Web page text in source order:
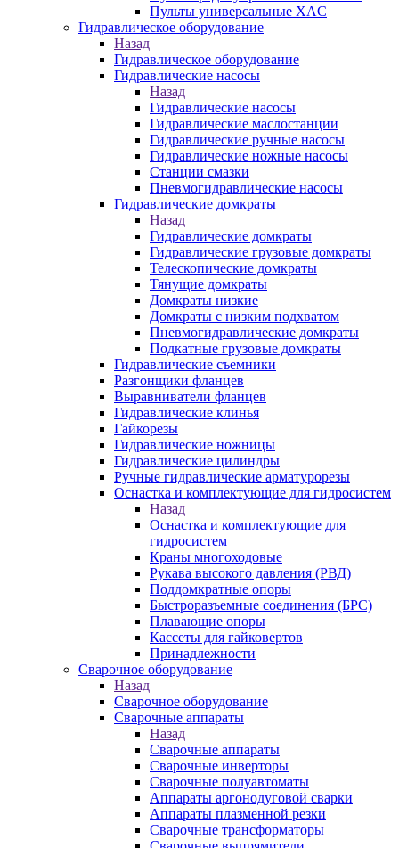
Пульты универсальные XAC
Гидравлическое оборудование
Назад
Гидравлическое оборудование
Гидравлические насосы
Назад
Гидравлические насосы
Гидравлические маслостанции
Гидравлические ручные насосы
Гидравлические ножные насосы
Станции смазки
Пневмогидравлические насосы
Гидравлические домкраты
Назад
Гидравлические домкраты
Гидравлические грузовые домкраты
Телескопические домкраты
Тянущие домкраты
Домкраты низкие
Домкраты с низким подхватом
Пневмогидравлические домкраты
Подкатные грузовые домкраты
Гидравлические съемники
Разгонщики фланцев
Выравниватели фланцев
Гидравлические клинья
Гайкорезы
Гидравлические ножницы
Гидравлические цилиндры
Ручные гидравлические арматурорезы
Оснастка и комплектующие для гидросистем
Назад
Оснастка и комплектующие для
гидросистем
Краны многоходовые
Рукава высокого давления (РВД)
Поддомкратные опоры
Быстроразъемные соединения (БРС)
Плавающие опоры
Кассеты для гайковертов
Принадлежности
Сварочное оборудование
Назад
Сварочное оборудование
Сварочные аппараты
Назад
Сварочные аппараты
Сварочные инверторы
Сварочные полуавтоматы
Аппараты аргонодуговой сварки
Аппараты плазменной резки
Сварочные трансформаторы